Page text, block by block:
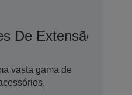
De Extensão De
vasta gama de